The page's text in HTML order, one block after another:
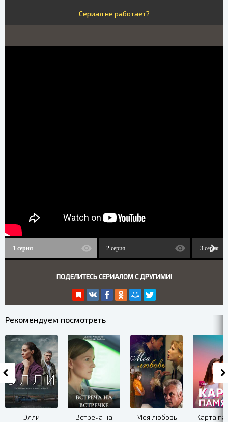
Сериал не работает?
1 серия 2 серия 3 серия
ПОДЕЛИТЕСЬ СЕРИАЛОМ С ДРУГИМИ!
Рекомендуем посмотреть
Элли
Встреча на
Моя любовь Карта